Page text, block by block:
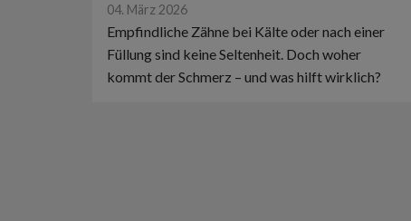
04. März 2026
Empfindliche Zähne bei Kälte oder nach einer
Füllung sind keine Seltenheit. Doch woher
kommt der Schmerz – und was hilft wirklich?